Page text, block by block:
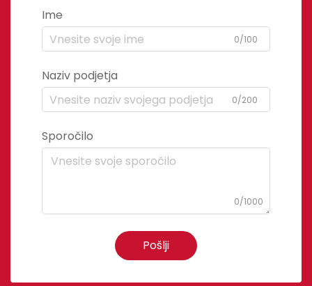
Ime
0/100
Naziv podjetja
0/200
Sporočilo
0/1000
Pošlji